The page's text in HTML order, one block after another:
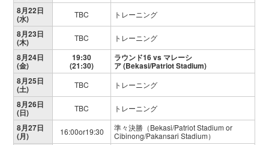
8月22日
(水) TBC トレーニング
8月23日
(木) TBC トレーニング
8月24日
(金)
19:30
(21:30)
ラウンド16 vs マレーシ
ア (Bekasi/Patriot Stadium)
8月25日
(土) TBC トレーニング
8月26日
(日) TBC トレーニング
8月27日
(月) 16:00or19:30
準々決勝（Bekasi/Patriot Stadium or
Cibinong/Pakansari Stadium）